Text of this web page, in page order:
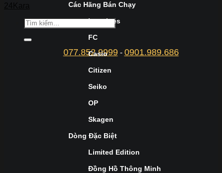
077.852.9999- 0901.989.686
Các Hãng Bán Chạy
Longines
FC
Casio
Citizen
Seiko
OP
Skagen
Dòng Đặc Biệt
Limited Edition
Đồng Hồ Thông Minh